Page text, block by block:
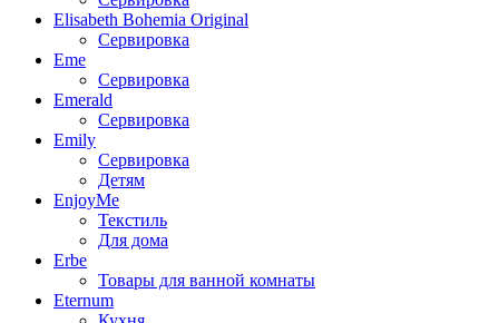
Elisabeth Bohemia Original
Сервировка
Eme
Сервировка
Emerald
Сервировка
Emily
Сервировка
Детям
EnjoyMe
Текстиль
Для дома
Erbe
Товары для ванной комнаты
Eternum